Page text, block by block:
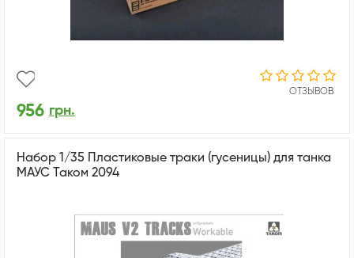
ОТЗЫВОВ
956 грн.
Набор 1/35 Пластиковые траки (гусеницы) для танка
МАУС Таком 2094